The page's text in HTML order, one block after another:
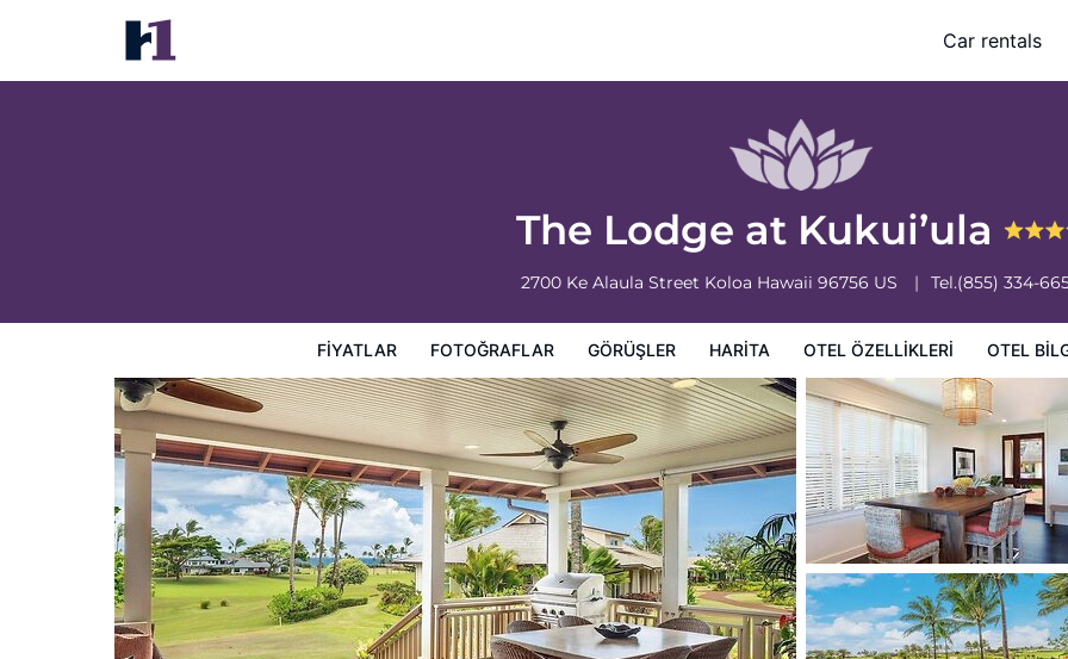
Car rentals
The Lodge at Kukui’ula
2700 Ke Alaula Street Koloa Hawaii 96756 US Tel.(855) 334-
FIYATLAR FOTOĞRAFLAR GÖRÜŞLER HARITA OTEL ÖZELLIKLERI OTEL
The Lodge at Kukui’ula
Fiyatlar